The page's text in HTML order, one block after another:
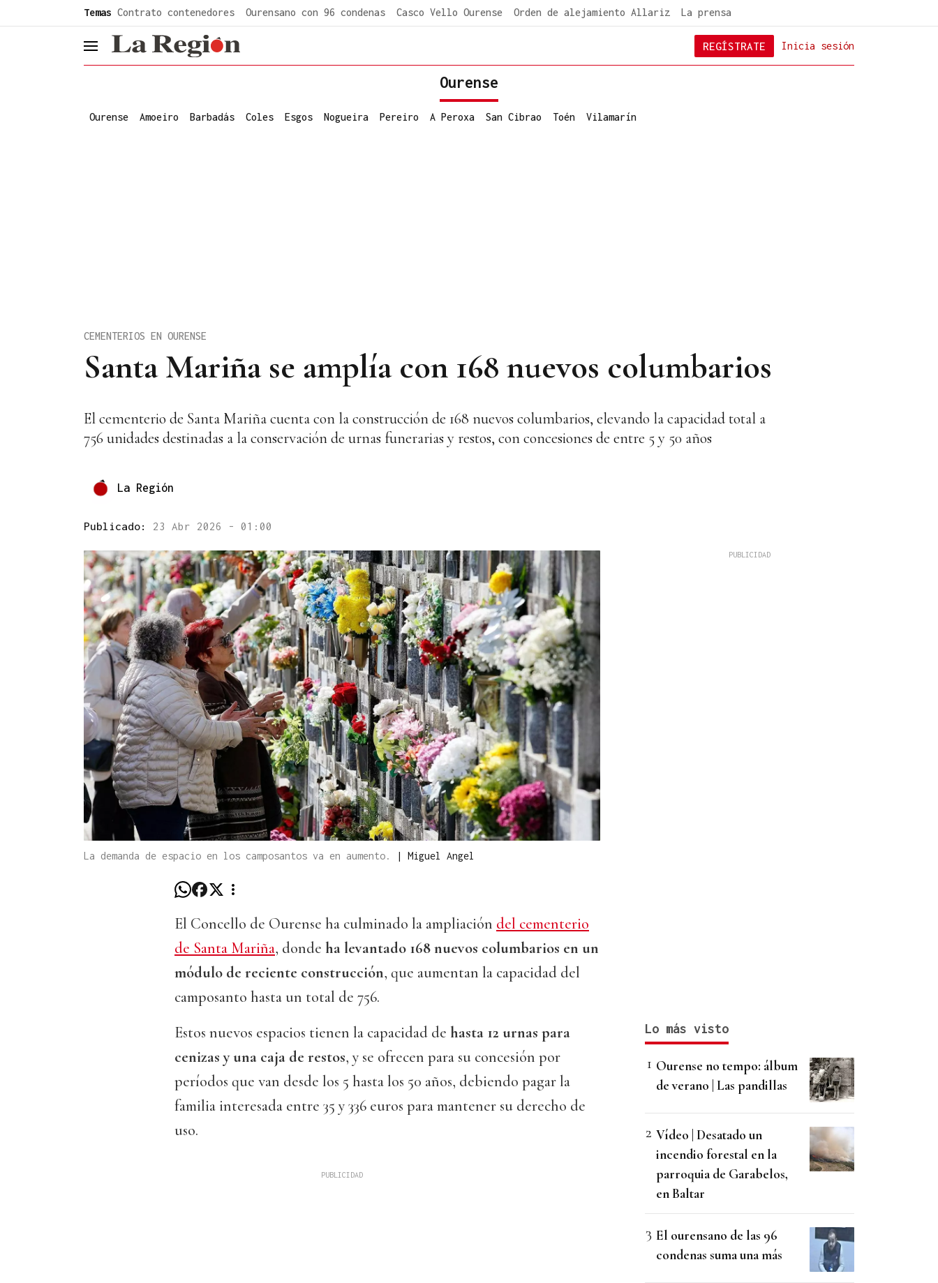
Temas Contrato contenedores Ourensano con 96 condenas Casco Vello Ourense Orden de alejamiento Allariz La prensa
header.menu.open Inicia sesión
REGÍSTRATE
Ourense
Ourense Amoeiro Barbadás Coles Esgos Nogueira Pereiro A Peroxa San Cibrao Toén Vilamarín
Santa Mariña se amplía con 168 nuevos columbarios
CEMENTERIOS EN OURENSE
El cementerio de Santa Mariña cuenta con la construcción de 168 nuevos columbarios, elevando la capacidad total a
756 unidades destinadas a la conservación de urnas funerarias y restos, con concesiones de entre 5 y 50 años
La Región
Publicado: 23 Abr 2026 - 01:00
La demanda de espacio en los camposantos va en aumento. | Miguel Angel
El Concello de Ourense ha culminado la ampliación del cementerio
de Santa Mariña, donde ha levantado 168 nuevos columbarios en un
módulo de reciente construcción, que aumentan la capacidad del
camposanto hasta un total de 756.
Estos nuevos espacios tienen la capacidad de hasta 12 urnas para
cenizas y una caja de restos, y se ofrecen para su concesión por
períodos que van desde los 5 hasta los 50 años, debiendo pagar la
familia interesada entre 35 y 336 euros para mantener su derecho de
uso.
Lo más visto
Ourense no tempo: álbum
de verano | Las pandillas
Vídeo | Desatado un
incendio forestal en la
parroquia de Garabelos,
en Baltar
El ourensano de las 96
condenas suma una más